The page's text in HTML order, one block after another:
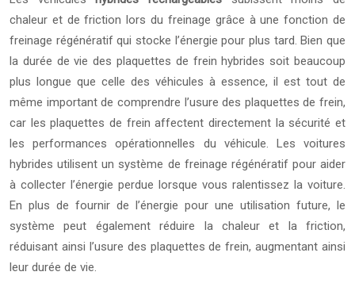
chaleur et de friction lors du freinage grâce à une fonction de
freinage régénératif qui stocke l’énergie pour plus tard. Bien que
la durée de vie des plaquettes de frein hybrides soit beaucoup
plus longue que celle des véhicules à essence, il est tout de
même important de comprendre l’usure des plaquettes de frein,
car les plaquettes de frein affectent directement la sécurité et
les performances opérationnelles du véhicule. Les voitures
hybrides utilisent un système de freinage régénératif pour aider
à collecter l’énergie perdue lorsque vous ralentissez la voiture.
En plus de fournir de l’énergie pour une utilisation future, le
système peut également réduire la chaleur et la friction,
réduisant ainsi l’usure des plaquettes de frein, augmentant ainsi
leur durée de vie.